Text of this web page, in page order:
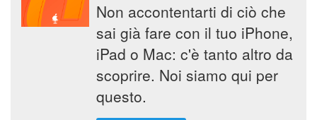
Non accontentarti di ciò che
sai già fare con il tuo iPhone,
iPad o Mac: c'è tanto altro da
scoprire. Noi siamo qui per
questo.